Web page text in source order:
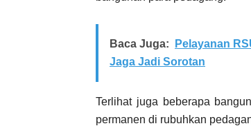
Baca Juga:
Pelayanan
Jaga Jadi Sorotan
Terlihat juga beberapa
permanen di rubuhkan